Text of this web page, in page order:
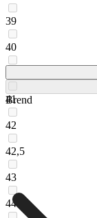
39
40
41
42
42,5
43
44
Brend